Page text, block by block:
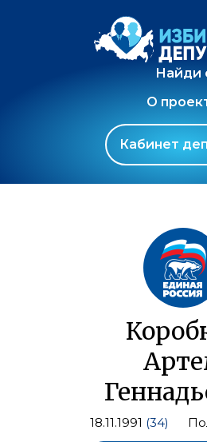
Найди
О
Кабинет
18.11.1991 (34)